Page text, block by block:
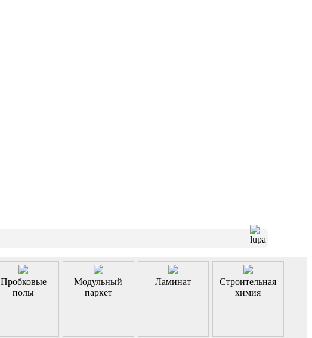
Пробковые
полы
Модульный
паркет
Ламинат
Строительная
химия